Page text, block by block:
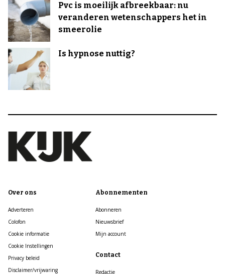
Pvc is moeilijk afbreekbaar: nu
veranderen wetenschappers het in
smeerolie
Is hypnose nuttig?
Over ons
Adverteren
Colofon
Cookie informatie
Cookie Instellingen
Privacy beleid
Disclaimer/vrijwaring
Abonnementen
Abonneren
Nieuwsbrief
Mijn account
Contact
Redactie